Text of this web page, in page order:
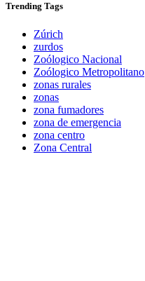
Trending Tags
Zúrich
zurdos
Zoólogico Nacional
Zoólogico Metropolitano
zonas rurales
zonas
zona fumadores
zona de emergencia
zona centro
Zona Central